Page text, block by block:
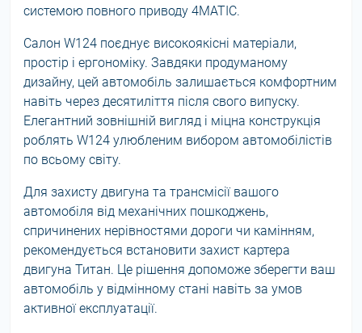
системою повного приводу 4MATIC.
Салон W124 поєднує високоякісні матеріали,
простір і ергономіку. Завдяки продуманому
дизайну, цей автомобіль залишається комфортним
навіть через десятиліття після свого випуску.
Елегантний зовнішній вигляд і міцна конструкція
роблять W124 улюбленим вибором автомобілістів
по всьому світу.
Для захисту двигуна та трансмісії вашого
автомобіля від механічних пошкоджень,
спричинених нерівностями дороги чи камінням,
рекомендується встановити захист картера
двигуна Титан. Це рішення допоможе зберегти ваш
автомобіль у відмінному стані навіть за умов
активної експлуатації.